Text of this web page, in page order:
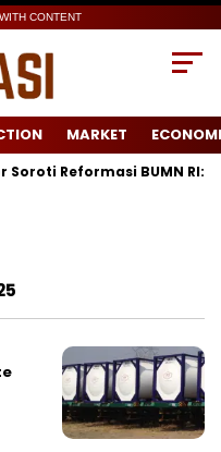
CONTENT
MARKET
Soroti Reformasi BUMN RI: